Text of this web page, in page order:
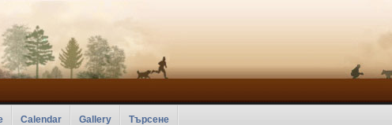
Calendar Gallery Търсене